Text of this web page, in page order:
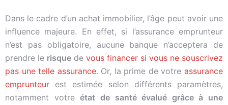
Dans le cadre d’un achat immobilier, l’âge peut avoir une
influence majeure. En effet, si l’assurance emprunteur
n’est pas obligatoire, aucune banque n’acceptera de
prendre le risque de vous financer si vous ne souscrivez
pas une telle assurance. Or, la prime de votreassurance
emprunteur est estimée selon différents paramètres,
notamment votreétat de santé évalué grâce à une